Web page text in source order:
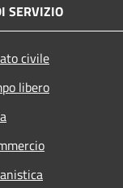
SERVIZIO
civile
libero